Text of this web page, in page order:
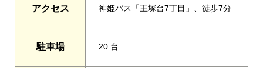
アクセス 神姫バス「王塚台7丁目」、徒歩7分
駐車場 20 台